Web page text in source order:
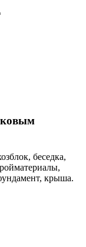
беседка,
крыша.